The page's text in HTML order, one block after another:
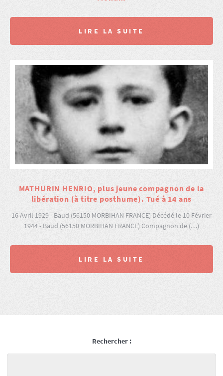
LIRE LA SUITE
MATHURIN HENRIO, plus jeune compagnon de la
libération (à titre posthume). Tué à 14 ans
16 Avril 1929 - Baud (56150 MORBIHAN FRANCE) Décédé le 10 Février
1944 - Baud (56150 MORBIHAN FRANCE) Compagnon de (…)
LIRE LA SUITE
Rechercher :